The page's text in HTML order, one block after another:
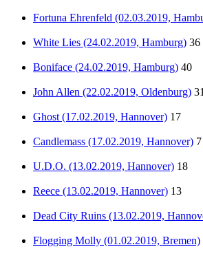
Fortuna Ehrenfeld (02.03.2019,
White Lies (24.02.2019, Hamburg) 36
Boniface (24.02.2019, Hamburg) 40
John Allen (22.02.2019, Oldenburg) 31
Ghost (17.02.2019, Hannover) 17
Candlemass (17.02.2019, Hannover) 7
U.D.O. (13.02.2019, Hannover) 18
Reece (13.02.2019, Hannover) 13
Dead City Ruins (13.02.2019,
Flogging Molly (01.02.2019, Bremen)